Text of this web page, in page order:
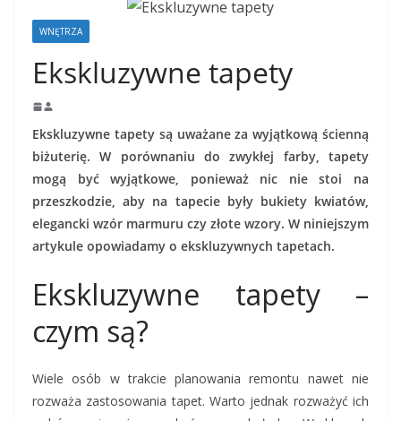
WNĘTRZA
Ekskluzywne tapety
Ekskluzywne tapety są uważane za wyjątkową ścienną
biżuterię. W porównaniu do zwykłej farby, tapety
mogą być wyjątkowe, ponieważ nic nie stoi na
przeszkodzie, aby na tapecie były bukiety kwiatów,
elegancki wzór marmuru czy złote wzory. W niniejszym
artykule opowiadamy o ekskluzywnych tapetach.
Ekskluzywne tapety –
czym są?
Wiele osób w trakcie planowania remontu nawet nie
rozważa zastosowania tapet. Warto jednak rozważyć ich